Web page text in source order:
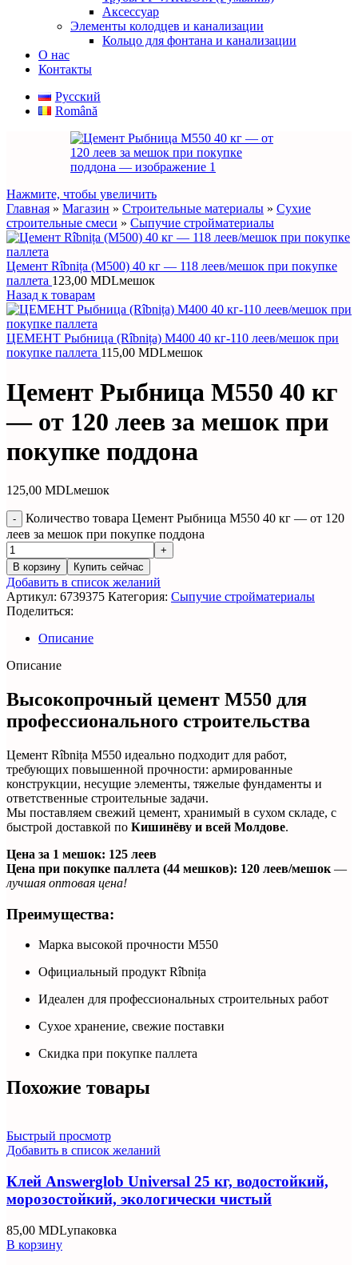
Аксессуар
Элементы колодцев и канализации
Кольцо для фонтана и канализации
О нас
Контакты
Русский
Română
Нажмите, чтобы увеличить
Главная » Магазин » Строительные материалы » Сухие
строительные смеси » Сыпучие стройматериалы
Цемент Rîbnița (M500) 40 кг — 118 леев/мешок при покупке
паллета 123,00 MDLмешок
Назад к товарам
ЦЕМЕНТ Рыбница (Rîbnița) M400 40 кг-110 леев/мешок при
покупке паллета 115,00 MDLмешок
Цемент Рыбница М550 40 кг
— от 120 леев за мешок при
покупке поддона
125,00 MDLмешок
Количество товара Цемент Рыбница М550 40 кг — от 120
леев за мешок при покупке поддона
В корзину Купить сейчас
Добавить в список желаний
Артикул: 6739375 Категория: Сыпучие стройматериалы
Поделиться:
Описание
Описание
Высокопрочный цемент M550 для
профессионального строительства
Цемент Rîbnița M550 идеально подходит для работ,
требующих повышенной прочности: армированные
конструкции, несущие элементы, тяжелые фундаменты и
ответственные строительные задачи.
Мы поставляем свежий цемент, хранимый в сухом складе, с
быстрой доставкой по Кишинёву и всей Молдове.
Цена за 1 мешок: 125 леев
Цена при покупке паллета (44 мешков): 120 леев/мешок —
лучшая оптовая цена!
Преимущества:
Марка высокой прочности M550
Официальный продукт Rîbnița
Идеален для профессиональных строительных работ
Сухое хранение, свежие поставки
Скидка при покупке паллета
Похожие товары
Быстрый просмотр
Добавить в список желаний
Клей Answerglob Universal 25 кг, водостойкий,
морозостойкий, экологически чистый
85,00 MDLупаковка
В корзину